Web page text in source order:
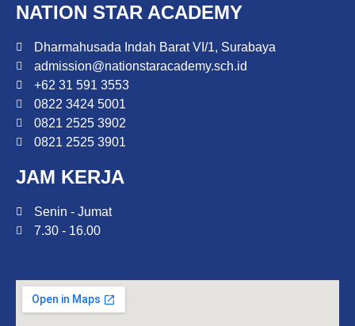
NATION STAR ACADEMY
Dharmahusada Indah Barat VI/1, Surabaya
admission@nationstaracademy.sch.id
+62 31 591 3553
0822 3424 5001
0821 2525 3902
0821 2525 3901
JAM KERJA
Senin - Jumat
7.30 - 16.00